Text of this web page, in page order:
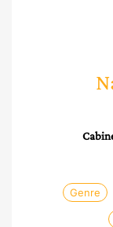
Genre